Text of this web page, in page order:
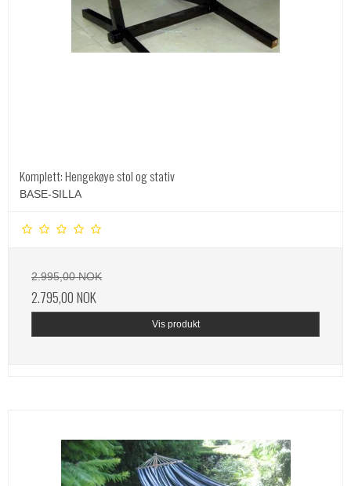
Komplett: Hengekøye stol og stativ
BASE-SILLA
2.995,00 NOK
2.795,00 NOK
Vis produkt